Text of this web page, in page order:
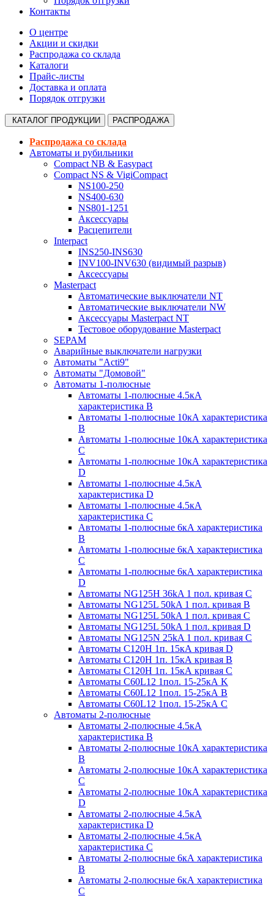
Контакты
О центре
Акции и скидки
Распродажа со склада
Каталоги
Прайс-листы
Доставка и оплата
Порядок отгрузки
КАТАЛОГ ПРОДУКЦИИ РАСПРОДАЖА
Распродажа со склада
Автоматы и рубильники
Compact NB & Easypact
Compact NS & VigiCompact
NS100-250
NS400-630
NS801-1251
Аксессуары
Расцепители
Interpact
INS250-INS630
INV100-INV630 (видимый разрыв)
Аксессуары
Masterpact
Автоматические выключатели NT
Автоматические выключатели NW
Аксессуары Masterpact NT
Тестовое оборудование Masterpact
SEPAM
Аварийные выключатели нагрузки
Автоматы "Acti9"
Автоматы "Домовой"
Автоматы 1-полюсные
Автоматы 1-полюсные 4.5кА
характеристика В
Автоматы 1-полюсные 10кА характеристика
B
Автоматы 1-полюсные 10кА характеристика
C
Автоматы 1-полюсные 10кА характеристика
D
Автоматы 1-полюсные 4.5кА
характеристика D
Автоматы 1-полюсные 4.5кА
характеристика С
Автоматы 1-полюсные 6кА характеристика
B
Автоматы 1-полюсные 6кА характеристика
C
Автоматы 1-полюсные 6кА характеристика
D
Автоматы NG125H 36kA 1 пол. кривая C
Автоматы NG125L 50kA 1 пол. кривая B
Автоматы NG125L 50kA 1 пол. кривая C
Автоматы NG125L 50kA 1 пол. кривая D
Автоматы NG125N 25kA 1 пол. кривая C
Автоматы С120H 1п. 15кА кривая D
Автоматы С120H 1п. 15кА кривая В
Автоматы С120H 1п. 15кА кривая С
Автоматы С60L12 1пол. 15-25кА K
Автоматы С60L12 1пол. 15-25кА В
Автоматы С60L12 1пол. 15-25кА С
Автоматы 2-полюсные
Автоматы 2-полюсные 4.5кА
характеристика В
Автоматы 2-полюсные 10кА характеристика
B
Автоматы 2-полюсные 10кА характеристика
C
Автоматы 2-полюсные 10кА характеристика
D
Автоматы 2-полюсные 4.5кА
характеристика D
Автоматы 2-полюсные 4.5кА
характеристика С
Автоматы 2-полюсные 6кА характеристика
B
Автоматы 2-полюсные 6кА характеристика
C